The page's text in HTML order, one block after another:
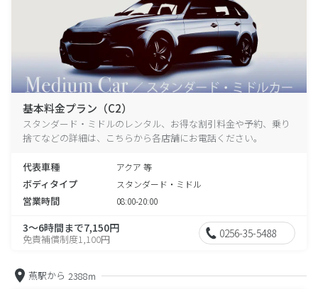
基本料金プラン（C2）
スタンダード・ミドルのレンタル、お得な割引料金や予約、乗り
捨てなどの詳細は、こちらから各店舗にお電話ください。
代表車種 アクア 等
ボディタイプ スタンダード・ミドル
営業時間 08:00-20:00
3～6時間まで7,150円
免責補償制度1,100円 0256-35-5488
燕駅から 2388m